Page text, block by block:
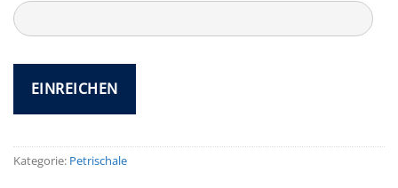
Kategorie: Petrischale